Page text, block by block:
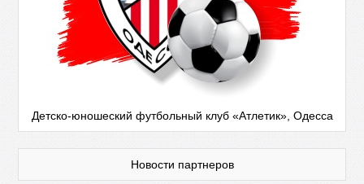
Детско-юношеский футбольный клуб «Атлетик», Одесса
Новости партнеров